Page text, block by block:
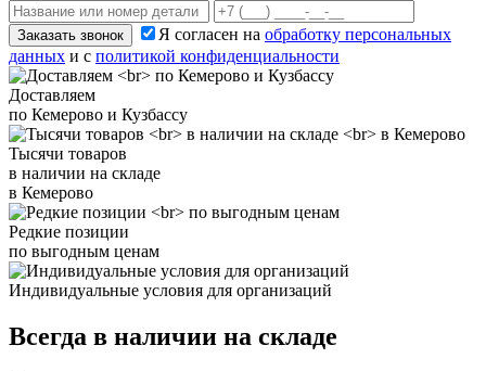
Заказать звонок Я согласен на обработку персональных
данных и с политикой конфиденциальности
Доставляем
по Кемерово и Кузбассу
Тысячи товаров
в наличии на складе
в Кемерово
Редкие позиции
по выгодным ценам
Индивидуальные условия для организаций
Всегда в наличии на складе